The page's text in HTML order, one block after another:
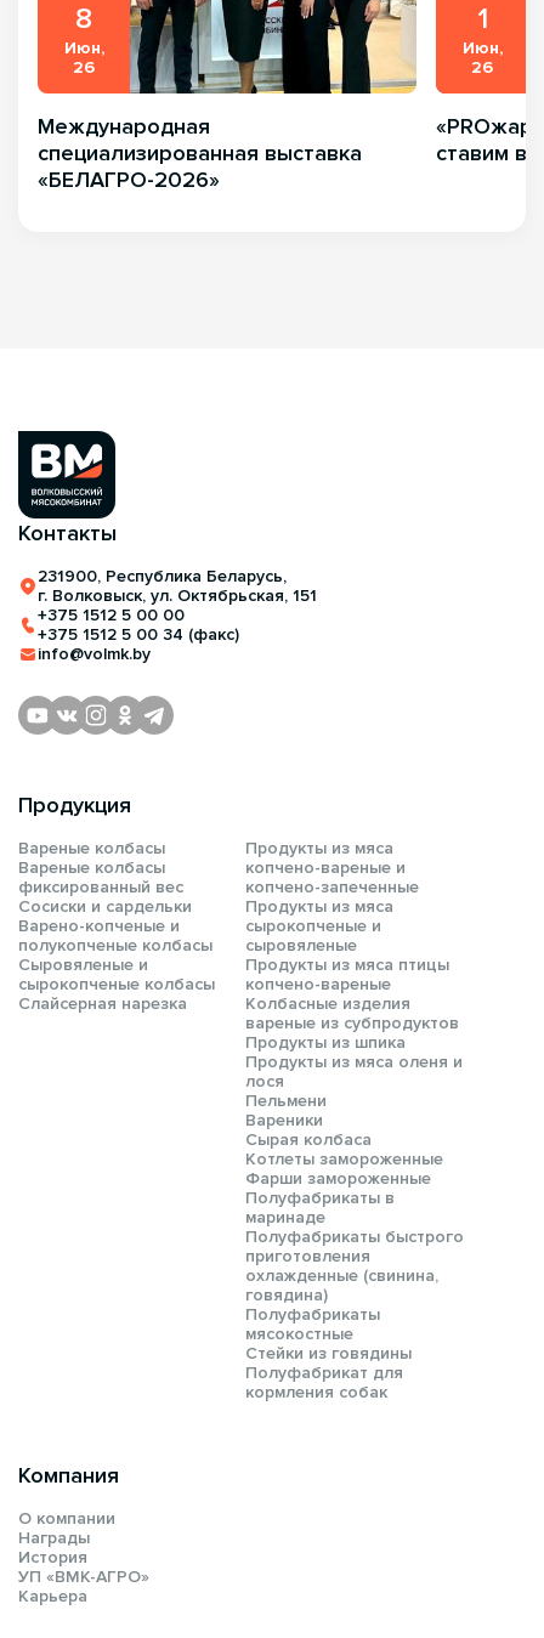
8
Июн,
26
Международная
специализированная выставка
«БЕЛАГРО-2026»
1
Июн,
26
ставим
Компания
О компании
Награды
История
УП «ВМК-АГРО»
Карьера
Продукция
Вареные колбасы
Вареные колбасы
фиксированный вес
Сосиски и сардельки
Варено-копченые и
полукопченые колбасы
Сыровяленые и
сырокопченые колбасы
Слайсерная нарезка
Продукты из мяса
копчено-вареные и
копчено-запеченные
Продукты из мяса
сырокопченые и
сыровяленые
Продукты из мяса птицы
копчено-вареные
Колбасные изделия
вареные из субпродуктов
Продукты из шпика
Продукты из мяса оленя и
лося
Пельмени
Вареники
Сырая колбаса
Котлеты замороженные
Фарши замороженные
Полуфабрикаты в
маринаде
Полуфабрикаты быстрого
приготовления
охлажденные (свинина,
говядина)
Полуфабрикаты
мясокостные
Стейки из говядины
Полуфабрикат для
кормления собак
Контакты
231900, Республика Беларусь,
г. Волковыск, ул. Октябрьская, 151
+375 1512 5 00 00
+375 1512 5 00 34 (факс)
info@volmk.by